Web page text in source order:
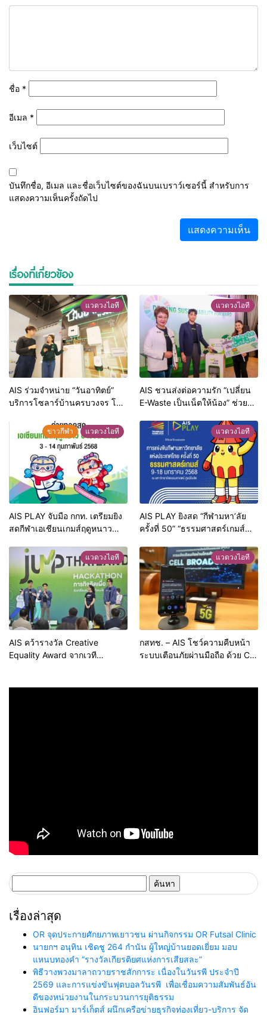
ชื่อ *
อีเมล *
เว็บไซต์
บันทึกชื่อ, อีเมล และชื่อเว็บไซต์ของฉันบนเบราว์เซอร์นี้ สำหรับการ
แสดงความเห็นครั้งถัดไป
เรื่องที่เกี่ยวข้อง
แวดวงไอที
AIS ร่วมจำหน่าย “วันอาทิตย์”
บริการโซลาร์บ้านครบวงจร โดย
เติมเต็มไลฟ์สไตล์ผู้บริโภคที่ใส่ใจ
สิ่งแวดล้อม
แวดวงไอที
AIS ชวนส่งต่อความรัก “เปลี่ยน
E-Waste เป็นเน็ตให้น้อง” ช่วย
ให้เด็กๆ ในพื้นที่ห่างไกล ลดความ
เหลื่อมล้ำทางดิจิทัล
ข่าวกีฬา แวดวงไอที
AIS PLAY จับมือ กกท. เตรียมยิง
สดกีฬาเอเชียนเกมส์ฤดูหนาว
ใจเชียร์ทัพนักกีฬา
แวดวงไอที
AIS PLAY ยิงสด “กีฬามหา’ลัย
ครั้งที่ 50” “ธรรมศาสตร์เกมส์
เท่านั้น จัดเต็ม 9 ช่อง FULL HD
เปิดฉาก 9 ม.ค
แวดวงไอที
AIS คว้ารางวัล Creative
Equality Award จากเวที
แวดวงไอที
กสทช. – AIS โชว์ความคืบหน้า
ระบบเตือนภัยผ่านมือถือ ด้วย Cell
สำหรับ:
เรื่องล่าสุด
OR จุดประกายศักยภาพเยาวชน ผ่านกิจกรรม OR Futsal Clinic
นายกฯ อนุทิน เชิดชู 264 กำนัน ผู้ใหญ่บ้านยอดเยี่ยม มอบ
แหนบทองคำ “รางวัลเกียรติยศแห่งการเสียสละ”
พิธีวางพวงมาลาถวายราชสักการะ เนื่องในวันรพี ประจำปี
2569 และการแข่งขันฟุตบอลวันรพี เพื่อเชื่อมความสัมพันธ์อัน
ดีของหน่วยงานในกระบวนการยุติธรรม
อินฟอร์มา มาร์เก็ตส์ ผนึกเครือข่ายธุรกิจท่องเที่ยว-บริการ จัด